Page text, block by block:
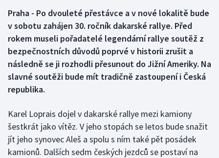
Boby a skeleton
Curling
Dostihy
Futsal
Golf
AZ kvíz
Praha - Po dvouleté přestávce a v nové lokalitě bude
v sobotu zahájen 30. ročník dakarské rallye. Před
rokem museli pořadatelé legendární rallye soutěž z
bezpečnostních důvodů poprvé v historii zrušit a
následně se ji rozhodli přesunout do Jižní Ameriky. Na
slavné soutěži bude mít tradičně zastoupení i Česká
republika.
Karel Loprais dojel v dakarské rallye mezi kamiony
šestkrát jako vítěz. V jeho stopách se letos bude snažit
jít jeho synovec Aleš a spolu s ním také pět posádek
kamionů. Dalších sedm českých jezdců se postaví na